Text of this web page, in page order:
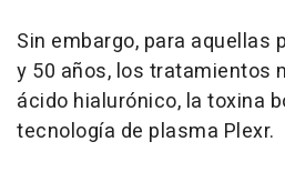
Sin embargo, para aquellas
y 50 años, los tratamientos
ácido hialurónico, la toxina
tecnología de plasma Plexr.